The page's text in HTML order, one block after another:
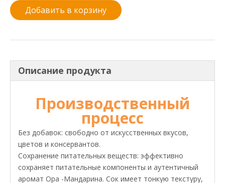
Добавить в корзину
Описание продукта
Производственный
процесс
Без добавок: свободно от искусственных вкусов,
цветов и консервантов.
Сохранение питательных веществ: эффективно
сохраняет питательные компоненты и аутентичный
аромат Ора -Мандарина. Сок имеет тонкую текстуру,